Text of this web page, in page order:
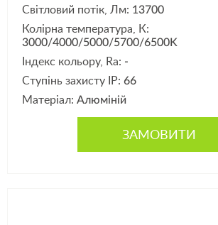
Світловий потік, Лм: 13700
Колірна температура, К:
3000/4000/5000/5700/6500K
Індекс кольору, Ra: -
Ступінь захисту IP: 66
Матеріал: Алюміній
ЗАМОВИТИ